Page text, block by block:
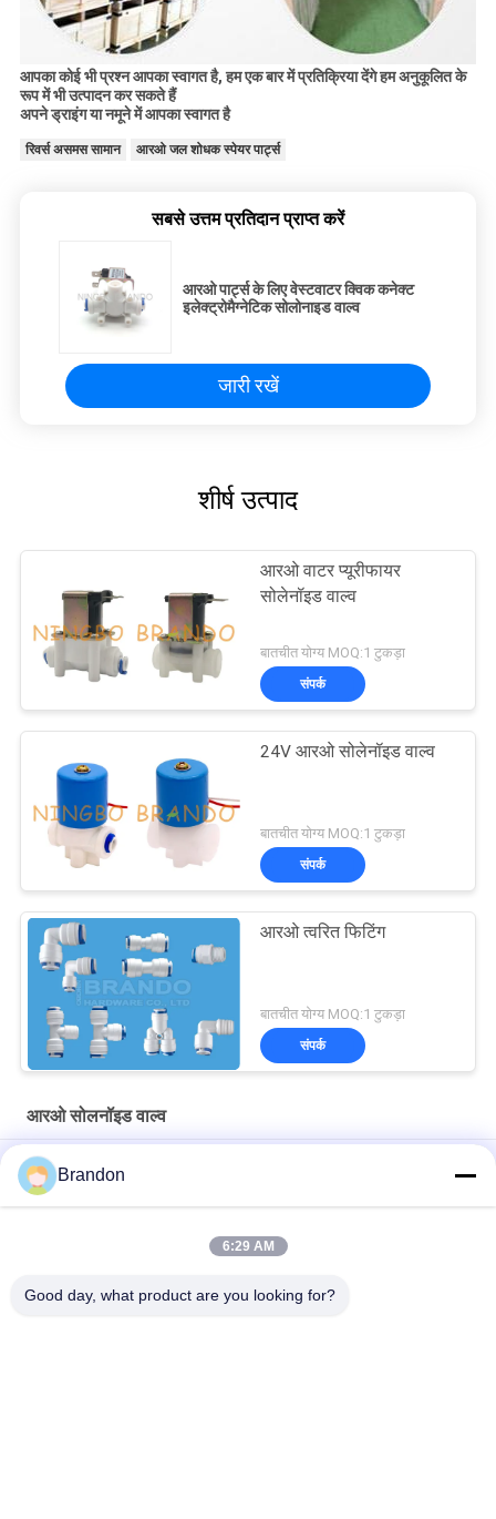
आपका कोई भी प्रश्न आपका स्वागत है, हम एक बार में प्रतिक्रिया देंगेहम अनुकूलित के
रूप में भी उत्पादन कर सकते हैं
अपने ड्राइंग या नमूने में आपका स्वागत है
रिवर्स असमस सामान आरओ जल शोधक स्पेयर पार्ट्स
सबसे उत्तम प्रतिदान प्राप्त करें
आरओ पार्ट्स के लिए वेस्टवाटर क्विक कनेक्ट
इलेक्ट्रोमैग्नेटिक सोलोनाइड वाल्व
जारी रखें
शीर्ष उत्पाद
आरओ वाटर प्यूरीफायर
सोलेनॉइड वाल्व
बातचीत योग्य MOQ:1 टुकड़ा
संपर्क
24V आरओ सोलेनॉइड वाल्व
बातचीत योग्य MOQ:1 टुकड़ा
संपर्क
आरओ त्वरित फिटिंग
बातचीत योग्य MOQ:1 टुकड़ा
संपर्क
आरओ सोलनॉइड वाल्व
आरओ वाटर प्यूरीफायर वाल्व के लिए 12 वी सामान्य रूप से बंद इलेक्ट्रोमैग्नेटिक कॉइल
EVI 3P/16 AMISCO टाइप हाइड्रोलिक सोलेनॉइड कॉइल 220VAC 110VAC
Brandon
6:29 AM
Good day, what product are you looking for?